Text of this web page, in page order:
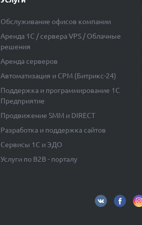
Обслуживание офисов компании
Аренда 1C / сервера VPS / Облачные
решения
Аренда серверов
Автоматизация и СРМ (Битрикс-24)
Поддержка и программирование 1С
Предприятие
Продвижение SMM и DIRECT
Разработка и поддержка сайтов
Сервисы 1С и ЭДО
Услуги по B2B - порталу